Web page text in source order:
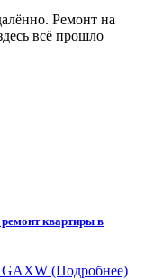
Ремонт на
всё прошло
квартиры в
(Подробнее)